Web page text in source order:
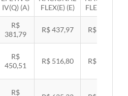
IV(Q) (A)
FLEX(E) (E)
FLEX(Q) (A)
R$
381,79
R$ 437,97 R$ 451,33
R$
450,51
R$ 516,80 R$ 532,57
R$